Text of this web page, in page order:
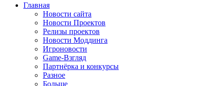
Главная
Новости сайта
Новости Проектов
Релизы проектов
Новости Моддинга
Игроновости
Game-Взгляд
Партнёрка и конкурсы
Разное
Больше